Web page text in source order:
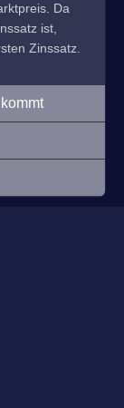
Da
ist,
Zinssatz.